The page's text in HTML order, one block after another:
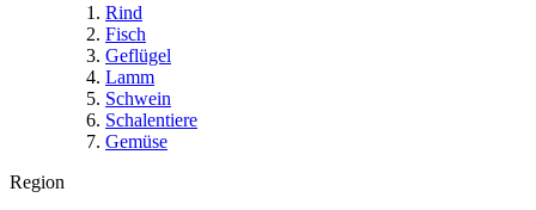
Rind
Fisch
Geflügel
Lamm
Schwein
Schalentiere
Gemüse
Region